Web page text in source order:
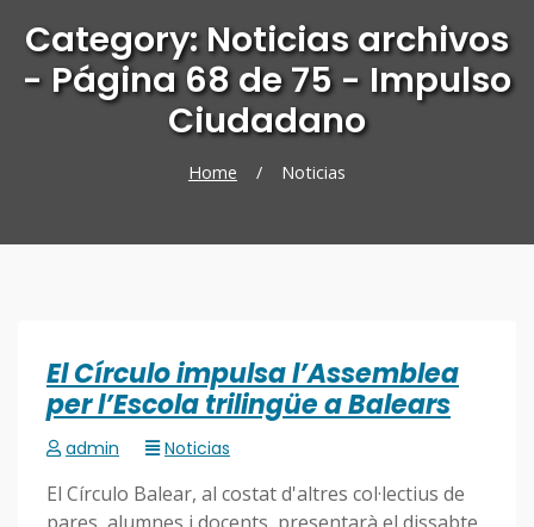
Category: Noticias archivos
- Página 68 de 75 - Impulso
Ciudadano
Home / Noticias
El Círculo impulsa l’Assemblea
per l’Escola trilingüe a Balears
admin Noticias
El Círculo Balear, al costat d'altres col·lectius de